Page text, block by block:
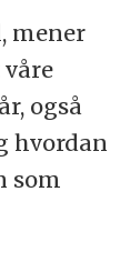
mener
også
hvordan
som